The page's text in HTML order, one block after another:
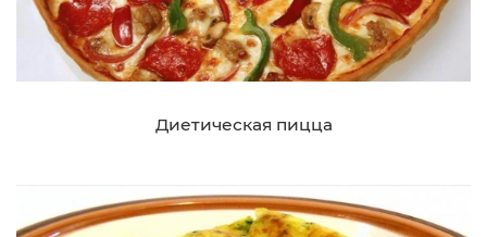
Диетическая пицца